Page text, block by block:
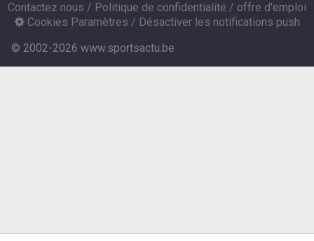
Contactez nous / Politique de confidentialité / offre d'emploi
Cookies Paramètres / Désactiver les notifications push
© 2002-2026 www.sportsactu.be